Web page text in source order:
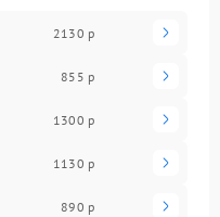
2130 р
855 р
1300 р
1130 р
890 р